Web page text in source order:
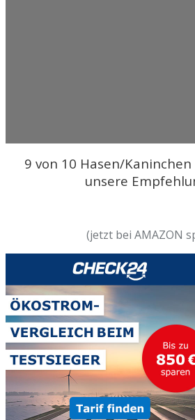
9 von 10 Hasen/
unsere
(jetzt bei AMAZON